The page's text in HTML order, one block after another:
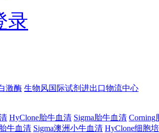
录
激酶 生物风国际试剂进出口物流中心
HyClone胎牛血清 Sigma胎牛血清 Corning
牛血清 Sigma澳洲小牛血清 HyClone细胞